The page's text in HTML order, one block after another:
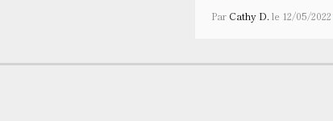
Par Cathy D. le 12/05/2022